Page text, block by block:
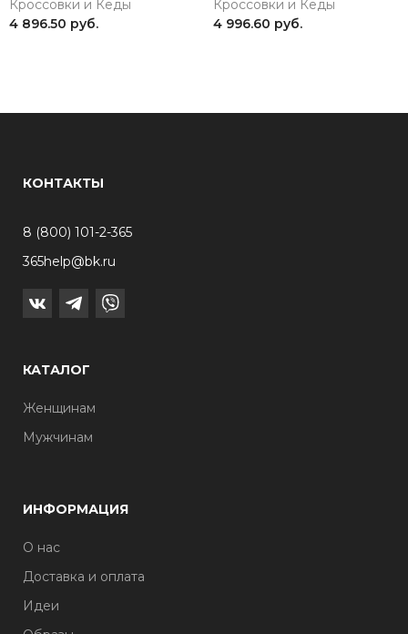
Кроссовки и Кеды
4 896.50 руб.
Кроссовки и Кеды
4 996.60 руб.
КОНТАКТЫ
8 (800) 101-2-365
365help@bk.ru
КАТАЛОГ
Женщинам
Мужчинам
ИНФОРМАЦИЯ
О нас
Доставка и оплата
Идеи